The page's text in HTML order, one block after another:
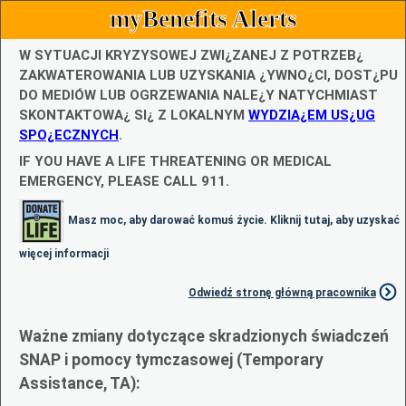
myBenefits Alerts
W SYTUACJI KRYZYSOWEJ ZWI¿ZANEJ Z POTRZEB¿
ZAKWATEROWANIA LUB UZYSKANIA ¿YWNO¿CI, DOST¿PU
DO MEDIÓW LUB OGRZEWANIA NALE¿Y NATYCHMIAST
SKONTAKTOWA¿ SI¿ Z LOKALNYM WYDZIA¿EM US¿UG
SPO¿ECZNYCH.
IF YOU HAVE A LIFE THREATENING OR MEDICAL
EMERGENCY, PLEASE CALL 911.
Masz moc, aby darować komuś życie. Kliknij tutaj, aby uzyskać
więcej informacji
Odwiedź stronę główną pracownika
Ważne zmiany dotyczące skradzionych świadczeń
SNAP i pomocy tymczasowej (Temporary
Assistance, TA):